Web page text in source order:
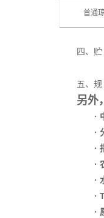
普通
四、贮
五、规
另外
·
·
·
·
·
·
·